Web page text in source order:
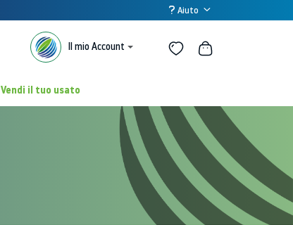
Aiuto
Il mio Account
Vendi il tuo usato